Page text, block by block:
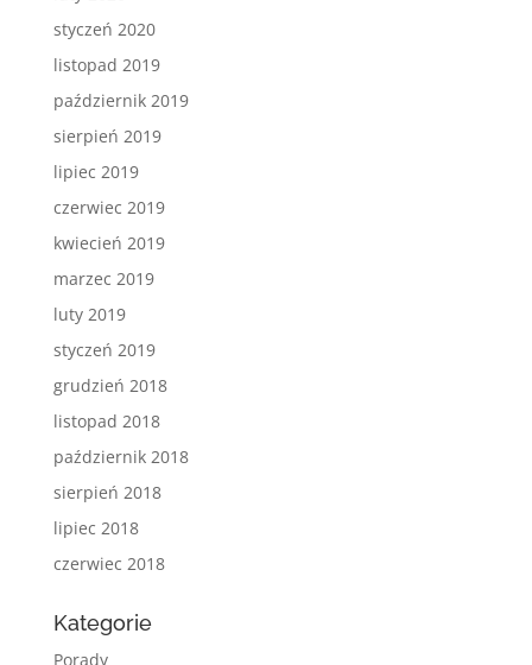
styczeń 2020
listopad 2019
październik 2019
sierpień 2019
lipiec 2019
czerwiec 2019
kwiecień 2019
marzec 2019
luty 2019
styczeń 2019
grudzień 2018
listopad 2018
październik 2018
sierpień 2018
lipiec 2018
czerwiec 2018
Kategorie
Porady